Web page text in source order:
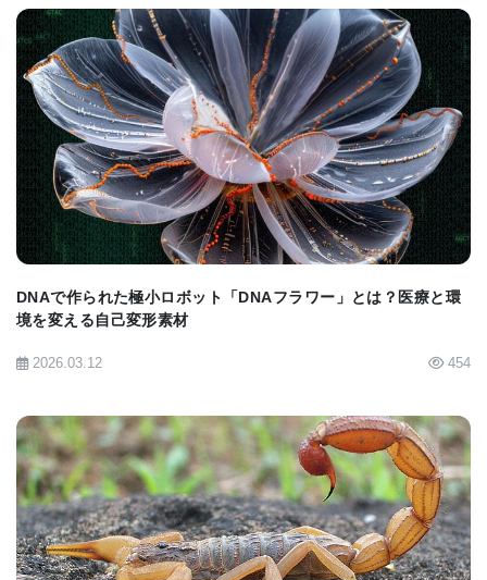
Grp170にフラジェリンの一部を適切に融合させて得
られるキメラのような分子シャペロン、Flagrp-170
は、抗原の存在を引き立たせるだけでなく、樹状細
胞、CD8陽性T細胞、ナチュラル・キラー細胞 (NK)
など特殊化した免疫細胞の機能を活性化するのに必
要な免疫シグナルを刺激するという機能がある。樹
状細胞は先天免疫系と獲得免疫系の間のメッセンジ
ャーの役割を果たし、Flagrp-170などの刺激に反応
して活性化すると、樹状細胞はリンパ節に移動し、
応を形成する。CD8陽性T細胞とNK細胞は、腫瘍形
成に反応して、細胞の自殺と呼ばれるアポトーシス
を腫瘍細胞に引き起こす。
Dr. Wangは、「がんは体の自然な免疫反応を抑制し
て増殖することができるが、そのがんの特性を押さ
BIOMARKET JP
DNAで作られた極小ロボット「DNAフラワー」とは？医療と環
境を変える自己変形素材
2026.03.12 454
BIOMARKET JP